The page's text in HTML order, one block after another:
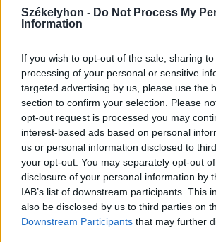
Székelyhon - Do Not Process My
Information
If you wish to opt-out of the sale, sharing
processing of your personal or sensitive
targeted advertising by us, please use the
section to confirm your selection. Please
opt-out request is processed you may
interest-based ads based on personal
us or personal information disclosed to
your opt-out. You may separately opt-out
disclosure of your personal information by
IAB’s list of downstream participants. This
also be disclosed by us to third parties on
Downstream Participants that may further
Kolozsvári CFR,
Krónika
A Majka-ügy
csúcsa, be
magyar–magyar
Székely Sport
Egy újonc
átsorolás a Csík
focibajnokság